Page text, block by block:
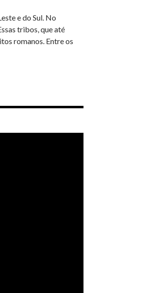
e do Sul. No
tribos, que até
romanos. Entre os